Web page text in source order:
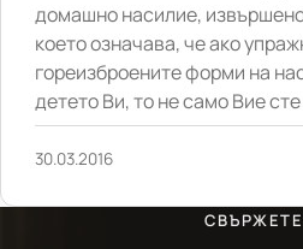
домашно насилие,
което означава, че ако
гореизброените форми на
детето Ви, то не само Вие сте
30.03.2016